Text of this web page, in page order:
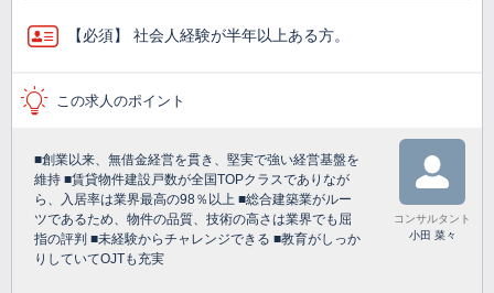
【必須】 社会人経験が半年以上ある方。
この求人のポイント
■創業以来、無借金経営を貫き、堅実で強い経営基盤を
維持 ■賃貸物件建設戸数が全国TOPクラスでありなが
ら、入居率は業界最高の98％以上 ■総合建築業がルー
ツであるため、物件の品質、技術の高さは業界でも屈
指の評判 ■未経験からチャレンジできる ■教育がしっか
りしていてOJTも充実
コンサルタント
小田 菜々